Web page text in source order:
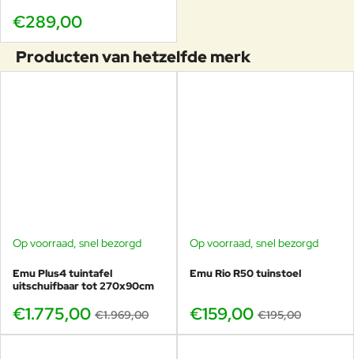
Te bekijken in de showroom bij
Veurst
€289,00
Producten van hetzelfde merk
-10%
Op voorraad, snel bezorgd
Emu Plus4 tuintafel
uitschuifbaar tot 270x90cm
€1.775,00 €1.969,00
-18%
Op voorraad, snel bezorgd
Emu Rio R50 tuinstoel
€159,00 €195,00